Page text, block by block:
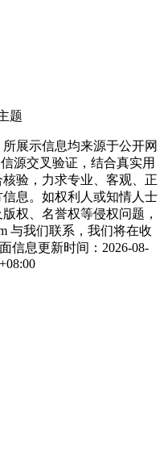
题
展示信息均来源于公开网
源交叉验证，结合真实用
验，力求专业、客观、正
息。如权利人或知情人士
权、名誉权等侵权问题，
与我们联系，我们将在收
信息更新时间：2026-08-